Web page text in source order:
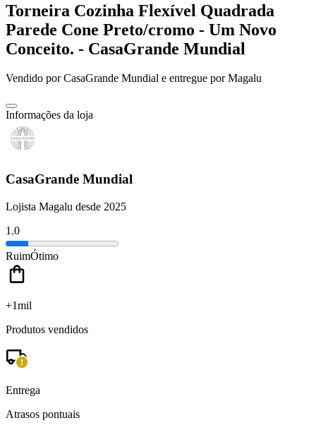
Torneira Cozinha Flexível Quadrada
Parede Cone Preto/cromo - Um Novo
Conceito. - CasaGrande Mundial
Vendido porCasaGrande Mundial e entregue por Magalu
Informações da loja
CasaGrande Mundial
Lojista Magalu desde 2025
1.0
RuimÓtimo
+1mil
Produtos vendidos
Entrega
Atrasos pontuais